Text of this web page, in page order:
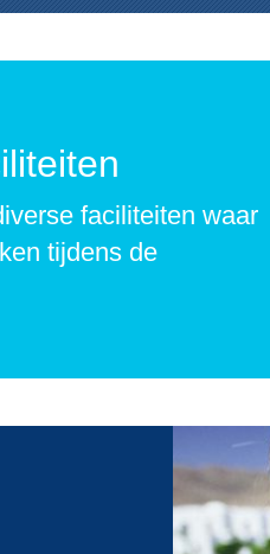
faciliteiten waar
tijdens de